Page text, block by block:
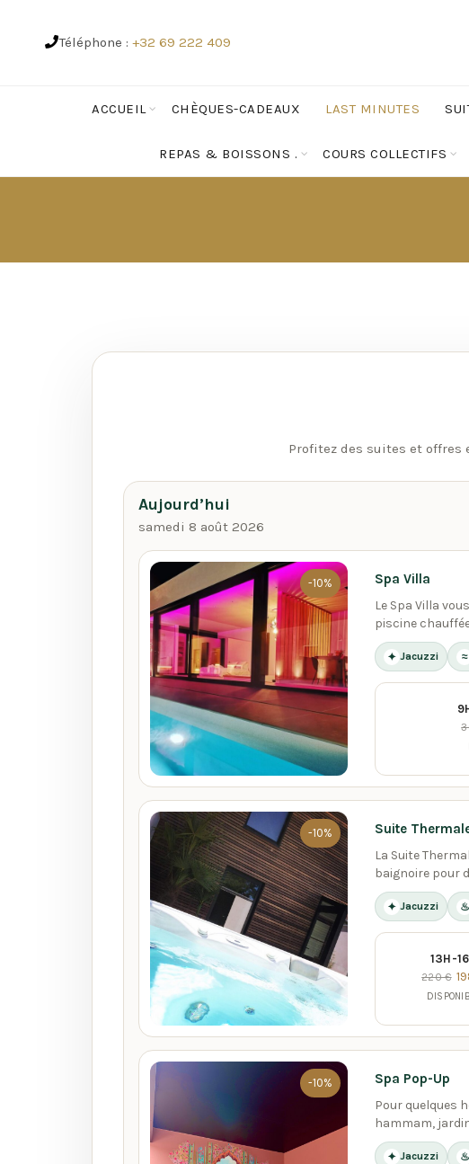
Téléphone : +32 69 222 409
ACCUEIL CHÈQUES-CADEAUX LAST MINUTES
REPAS & BOISSONS . COURS COLLECTIFS
Profitez des suites et offres
Aujourd’hui
samedi 8 août 2026
-10% Spa Villa
Le Spa Villa
piscine
✦ Jacuzzi ≈
-10% Suite
La Suite
baignoire pour
✦ Jacuzzi ♨
13H-
220 €
-10% Spa Pop-Up
Pour quelques
hammam,
✦ Jacuzzi ♨